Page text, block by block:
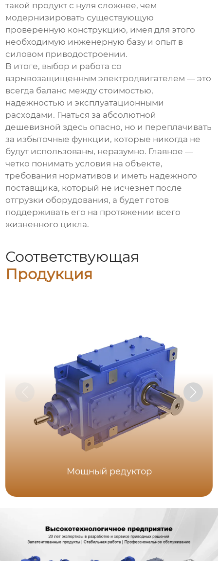
такой продукт с нуля сложнее, чем
модернизировать существующую
проверенную конструкцию, имея для этого
необходимую инженерную базу и опыт в
силовом приводостроении.
В итоге, выбор и работа со
взрывозащищенным электродвигателем — это
всегда баланс между стоимостью,
надежностью и эксплуатационными
расходами. Гнаться за абсолютной
дешевизной здесь опасно, но и переплачивать
за избыточные функции, которые никогда не
будут использованы, неразумно. Главное —
четко понимать условия на объекте,
требования нормативов и иметь надежного
поставщика, который не исчезнет после
отгрузки оборудования, а будет готов
поддерживать его на протяжении всего
жизненного цикла.
Соответствующая
Продукция
Мощный редуктор